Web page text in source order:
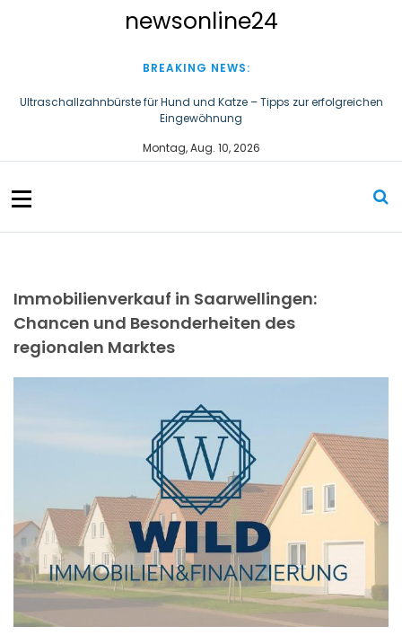
n
t
newsonline24
BREAKING NEWS:
Ultraschallzahnbürste für Hund und Katze – Tipps zur erfolgreichen
Eingewöhnung
Ist das Dach gegen alles versichert?
Montag, Aug. 10, 2026
Immobilienverkauf in Saarwellingen:
Chancen und Besonderheiten des
regionalen Marktes